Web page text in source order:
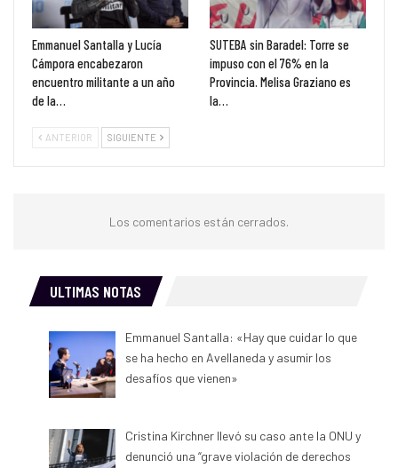
Emmanuel Santalla y Lucía
Cámpora encabezaron
encuentro militante a un año
de la…
SUTEBA sin Baradel: Torre se
impuso con el 76% en la
Provincia. Melisa Graziano es
la…
ANTERIOR SIGUIENTE
Los comentarios están cerrados.
ULTIMAS NOTAS
Emmanuel Santalla: «Hay que cuidar lo que
se ha hecho en Avellaneda y asumir los
desafíos que vienen»
Cristina Kirchner llevó su caso ante la ONU y
denunció una “grave violación de derechos